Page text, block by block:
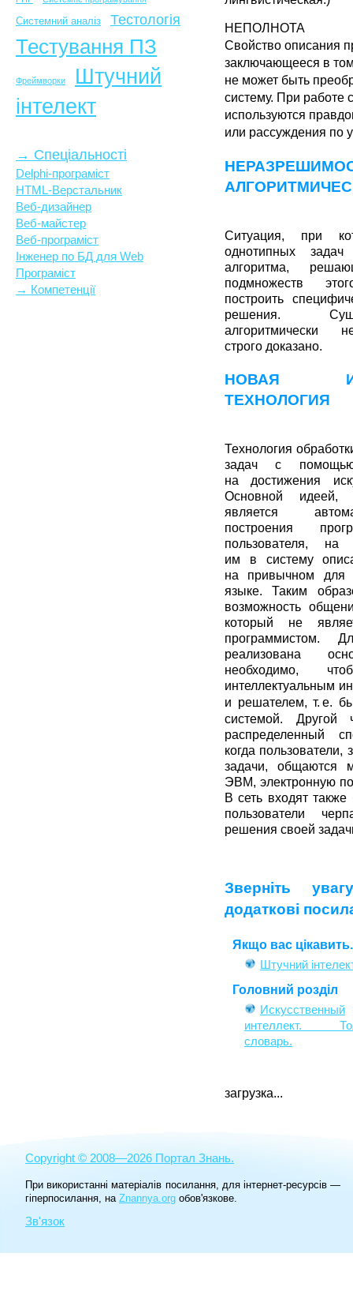
Системний аналіз Тестологія
Тестування ПЗ
Фреймворки
Штучний
інтелект
→ Спеціальності
Delphi-програміст
HTML-Верстальник
Веб-дизайнер
Веб-майстер
Веб-програміст
Інженер по БД для Web
Програміст
→ Компетенції
НЕПОЛНОТА
Свойство описания
заключающееся в
не может быть
систему. При работе
используются
или рассуждения по
Ситуация, при
однотипных
алгоритма,
подмножеств
построить
решения.
алгоритмически
строго доказано.
НОВАЯ
ТЕХНОЛОГИЯ
Технология
задач с
на достижения
Основной идеей,
является
построения
пользователя, на
им в систему
на привычном для
языке. Таким
возможность
который не
программистом.
реализована
необходимо,
интеллектуальным
и решателем,т. е.
системой. Другой
распределенный
когда
задачи, общаются
ЭВМ, электронную
В сеть входят
пользователи
решения своей
Зверніть
додаткові
Якщо вас
Штучний
Головний розділ
Искусственный
интеллект.
словарь.
загрузка...
Copyright © 2008—2026 Портал Знань.
При використанні матеріалів посилання, для інтернет-ресурсів —
гіперпосилання, на Znannya.org обов'язкове.
Зв'язок